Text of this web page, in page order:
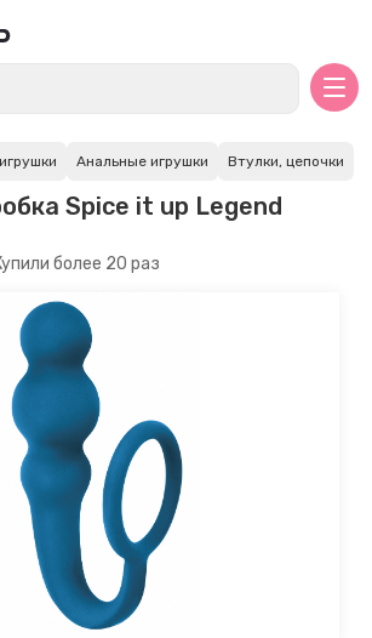
Анальные игрушки Втулки, цепочки
Spice it up Legend
более 20 раз